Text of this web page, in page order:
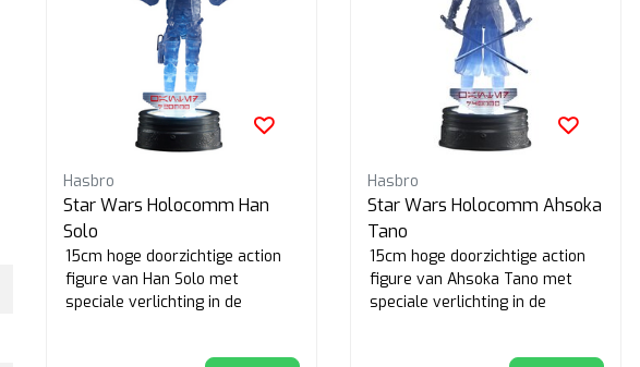
Hasbro
Star Wars Holocomm Han
Solo
15cm hoge doorzichtige action
figure van Han Solo met
speciale verlichting in de
Hasbro
Star Wars Holocomm Ahsoka
Tano
15cm hoge doorzichtige action
figure van Ahsoka Tano met
speciale verlichting in de